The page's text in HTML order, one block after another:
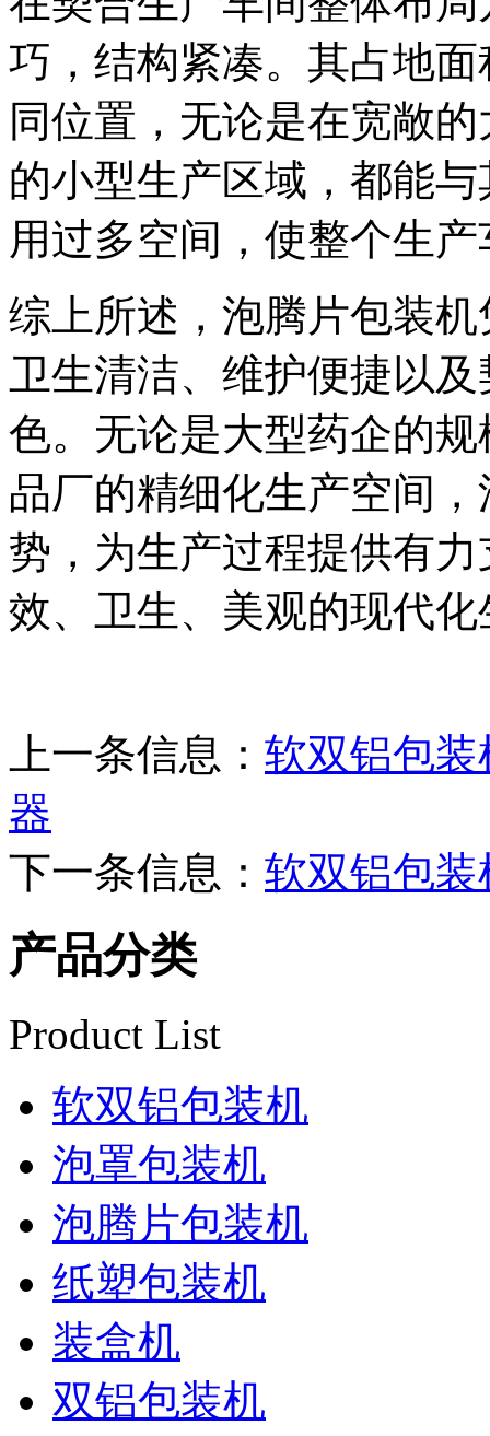
巧，结构紧凑。其占地
同位置，无论是在宽敞
的小型生产区域，都能
用过多空间，使整个生
综上所述，泡腾片包装
卫生清洁、维护便捷以
色。无论是大型药企的
品厂的精细化生产空间
势，为生产过程提供有
效、卫生、美观的现代
上一条信息： 软双铝包
器
下一条信息： 软双铝包
产品分类
Product List
软双铝包装机
泡罩包装机
泡腾片包装机
纸塑包装机
装盒机
双铝包装机